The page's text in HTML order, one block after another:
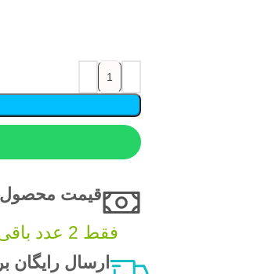
قیمت
فقط 2 عدد باقی مانده!
ارسال رایگان برای